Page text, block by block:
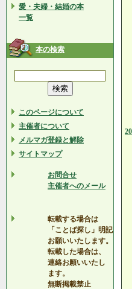
愛・夫婦・結婚の本
一覧
本の検索
このページについて
主催者について
メルマガ登録と解除
サイトマップ
お問合せ
主催者へのメール
転載する場合は
「ことば探し」明記
お願いいたします。
転載した場合は、
連絡お願いいたし
ます。
無断掲載禁止